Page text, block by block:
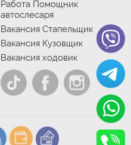
Работа Помощник
автослесаря
Вакансия Стапельщик
Вакансия Кузовщик
Вакансия ходовик